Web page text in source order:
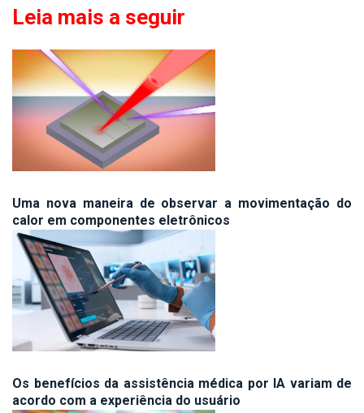
Leia mais a seguir
Uma nova maneira de observar a movimentação do
calor em componentes eletrônicos
Os benefícios da assistência médica por IA variam de
acordo com a experiência do usuário